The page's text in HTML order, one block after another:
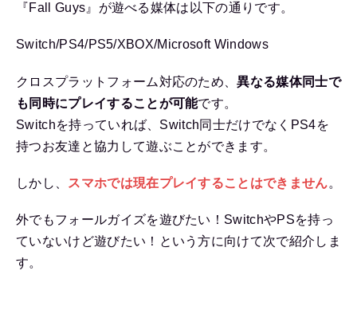
『Fall Guys』が遊べる媒体は以下の通りです。
Switch/PS4/PS5/XBOX/Microsoft Windows
クロスプラットフォーム対応のため、異なる媒体同士で
も同時にプレイすることが可能です。
Switchを持っていれば、Switch同士だけでなくPS4を
持つお友達と協力して遊ぶことができます。
しかし、 スマホでは現在プレイすることはできません。
外でもフォールガイズを遊びたい！SwitchやPSを持っ
ていないけど遊びたい！という方に向けて次で紹介しま
す。